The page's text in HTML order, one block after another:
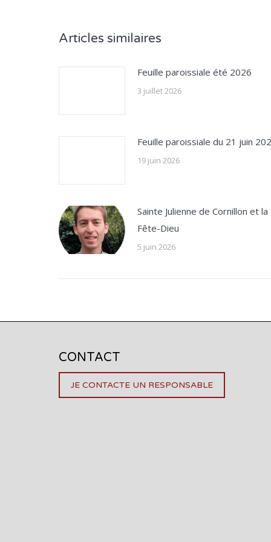
Articles similaires
Feuille paroissiale été 2026
3 juillet 2026
Feuille paroissiale du 21 juin
19 juin 2026
Sainte Julienne de Cornillon et la
Fête-Dieu
5 juin 2026
CONTACT
JE CONTACTE UN RESPONSABLE